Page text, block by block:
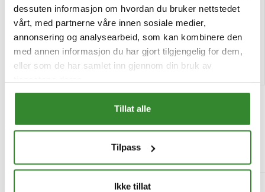
dessuten informasjon om hvordan du bruker nettstedet
vårt, med partnerne våre innen sosiale medier,
annonsering og analysearbeid, som kan kombinere den
med annen informasjon du har gjort tilgjengelig for dem,
eller som de har samlet inn gjennom din bruk av
Tillat alle
Tilpass
Ikke tillat
Pris
kr 63,40 /pk
Tilgjengelig
Kjøp
Pris
kr 33,47 /stk
Tilgjengelig
Kjøp